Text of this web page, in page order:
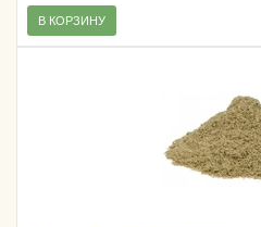
В КОРЗИНУ